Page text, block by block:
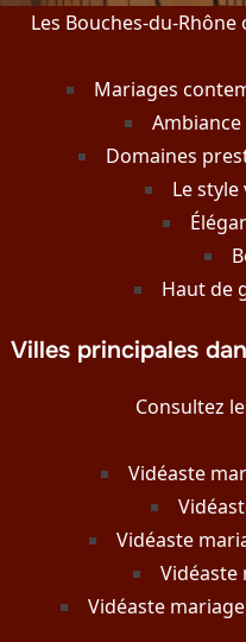
Les Bouches-du-
Mariages
Domaines
Le
Haut de
Villes principales
Consultez
Vidéaste
Vidéaste
Vidéaste
Vidéaste